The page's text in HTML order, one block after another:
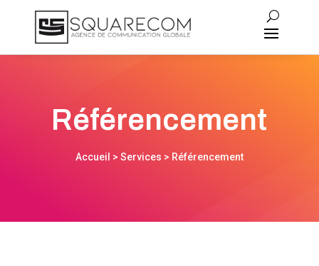
Référencement
Accueil > Services > Référencement